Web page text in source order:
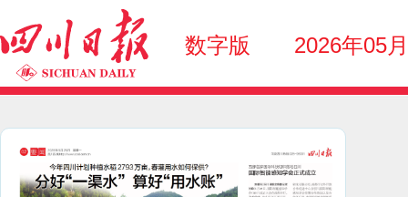
数字版 2026年05